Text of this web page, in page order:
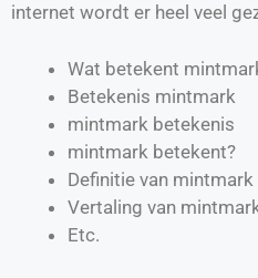
internet wordt er heel veel
Wat betekent
Betekenis mintmark
mintmark betekenis
mintmark betekent?
Definitie van mintmark
Vertaling van
Etc.